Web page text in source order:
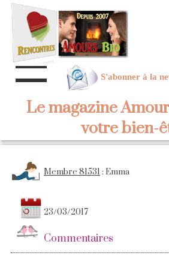
S'abonner à la
Le magazine
votre bien-
Membre 81531 : Emma
23/03/2017
Commentaires